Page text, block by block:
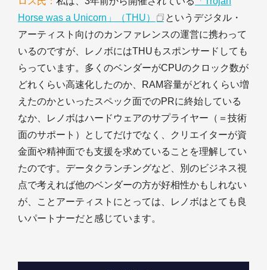
Horse was a Unicorn」（THU）
というデジタル・
アーティスト向けのカンファレンスの運営に携わって
いるのですが、レノボにはTHUもスポンサードしても
らっています。多くのベンダーがCPUのクロック数が
どれくらい高速化したのか、RAM容量がどれくらい増
えたのかといったスペック面でのPRに終始している
なか、レノボはハードウェアのサプライヤー（＝技術
面のサポート）としてだけでなく、クリエイターが資
金面や精神面でも支援を求めていることを理解してい
たのです。データクランチングなど、別のビジネス視
点で考えれば他のベンダーの方が好相性かもしれない
が、ことアーティストにとっては、レノボはとても良
いパートナーだと感じています。